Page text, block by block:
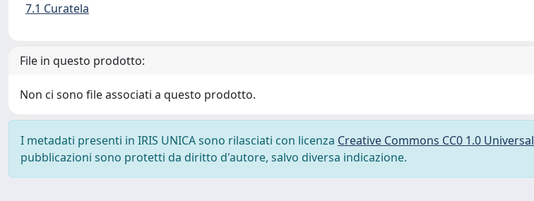
7.1 Curatela
File in questo prodotto:
Non ci sono file associati a questo prodotto.
I metadati presenti in IRIS UNICA sono rilasciati con licenza Creative Commons CC0 1.0 Universal
pubblicazioni sono protetti da diritto d'autore, salvo diversa indicazione.